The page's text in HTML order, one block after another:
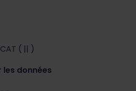
( || )
données